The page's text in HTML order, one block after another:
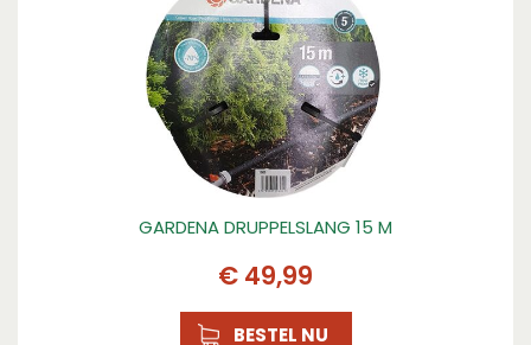
GARDENA DRUPPELSLANG 15 M
€ 49,99
BESTEL NU